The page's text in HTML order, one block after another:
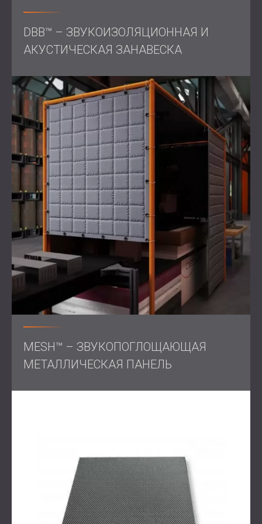
немедленные улучшения, а общее шумовое
воздействие на завод было значительно снижено.
Индивидуальная конструкция позволила Magna
продолжить производство без каких-либо перерывов,
так и более комфортную рабочую среду.
Если ваше производственное предприятие
сталкивается с аналогичными проблемами шума,
DECIBEL может предоставить индивидуальные
решения по звукоизоляции, соответствующие вашим
производственным потребностям.
Свяжитесь с нами
сегодня!
DBB™ – ЗВУКОИЗОЛЯЦИОННАЯ И
АКУСТИЧЕСКАЯ ЗАНАВЕСКА
MESH™ – ЗВУКОПОГЛОЩАЮЩАЯ
МЕТАЛЛИЧЕСКАЯ ПАНЕЛЬ